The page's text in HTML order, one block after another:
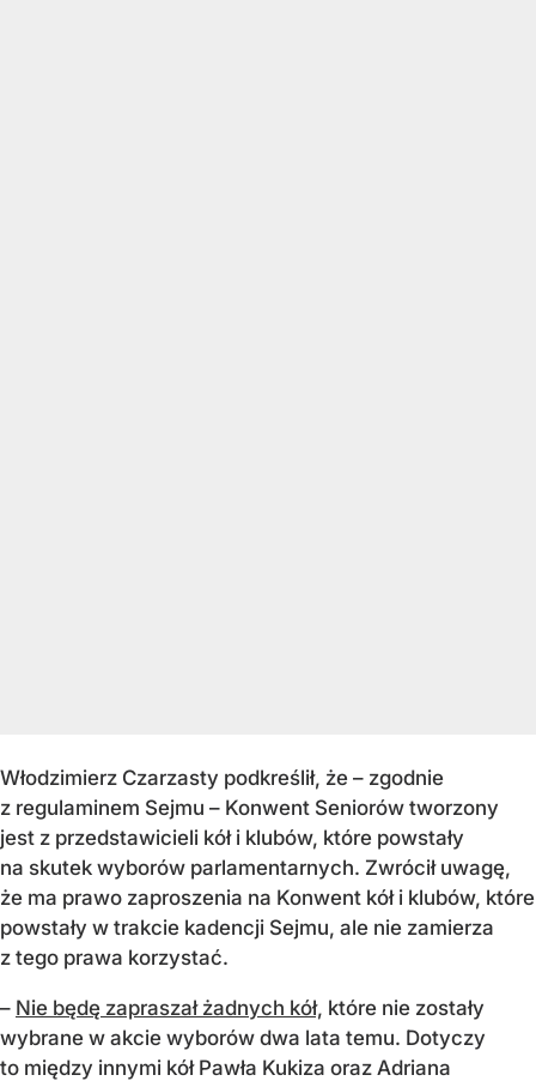
Włodzimierz Czarzasty podkreślił, że – zgodnie
z regulaminem Sejmu – Konwent Seniorów tworzony
jest z przedstawicieli kół i klubów, które powstały
na skutek wyborów parlamentarnych. Zwrócił uwagę,
że ma prawo zaproszenia na Konwent kół i klubów, które
powstały w trakcie kadencji Sejmu, ale nie zamierza
z tego prawa korzystać.
– Nie będę zapraszał żadnych kół, które nie zostały
wybrane w akcie wyborów dwa lata temu. Dotyczy
to między innymi kół Pawła Kukiza oraz Adriana